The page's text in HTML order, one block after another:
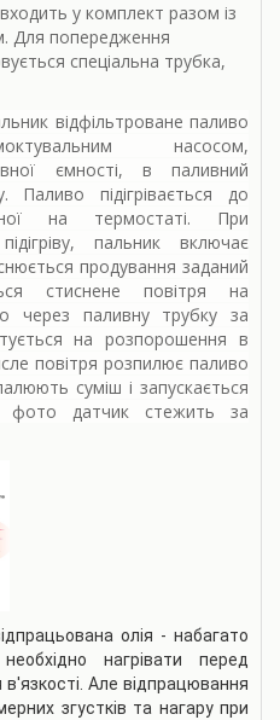
у комплект разом із
Для попередження
спеціальна трубка,
відфільтроване паливо
насосом,
ємності, в паливний
Паливо підігрівається до
на термостаті. При
пальник включає
продування заданий
стиснене повітря на
через паливну трубку за
на розпорошення в
повітря розпилює паливо
суміш і запускається
фото датчик стежить за
олія - набагато
нагрівати перед
Але відпрацювання
згустків та нагару при